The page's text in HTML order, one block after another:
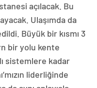
açılacak. Bu
Ulaşımda da
Büyük bir kısmı 3
bir yolu kente
sistemlere kadar
liderliğinde